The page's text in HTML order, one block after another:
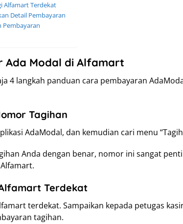
Alfamart Terdekat
Detail Pembayaran
Pembayaran
Ada Modal di Alfamart
4 langkah panduan cara pembayaran
Tagihan
AdaModal, dan kemudian cari menu
Anda dengan benar, nomor ini sangat
Terdekat
terdekat. Sampaikan kepada petugas
tagihan.